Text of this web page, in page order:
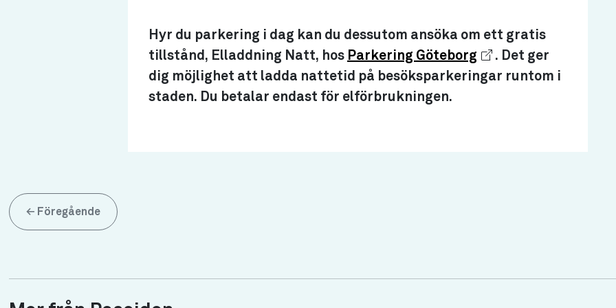
Hyr du parkering i dag kan du dessutom ansöka om ett gratis
tillstånd, Elladdning Natt, hos Parkering Göteborg
. Det ger
dig möjlighet att ladda nattetid på besöksparkeringar runtom i
staden. Du betalar endast för elförbrukningen.
← Föregående